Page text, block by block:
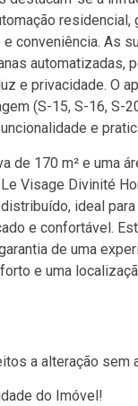
residencial,
conveniência. As
automatizadas,
e privacidade. O
(S-15, S-16, S-
e
de 170 m² e uma
Visage Divinité
ideal
e confortável.
de uma
e uma
a alteração sem
do Imóvel!